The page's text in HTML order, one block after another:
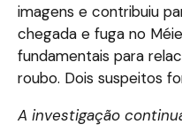
imagens e contribuiu
chegada e fuga no
fundamentais para
roubo. Dois suspeitos
A investigação